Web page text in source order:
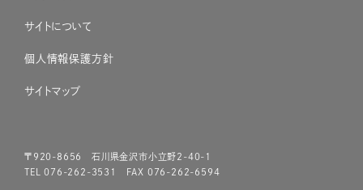
サイトについて
個人情報保護方針
サイトマップ
〒920-8656 石川県金沢市小立野2-40-1
TEL 076-262-3531 FAX 076-262-6594